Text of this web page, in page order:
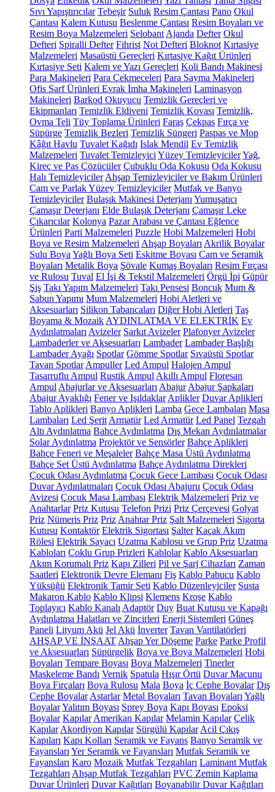
Sıvı Yapıştırıcılar Tebeşir Suluk Resim Çantası Pano Okul
Çantası Kalem Kutusu Beslenme Çantası Resim Boyaları ve
Resim Boya Malzemeleri Selobant Ajanda Defter Okul
Defteri Spiralli Defter Fihrist Not Defteri Bloknot Kırtasiye
Malzemeleri Masaüstü Gereçleri Kırtasiye Kağıt Ürünleri
Kırtasiye Seti Kalem ve Yazı Gereçleri Koli Bandı Makinesi
Para Makineleri Para Çekmeceleri Para Sayma Makineleri
Ofis Sarf Ürünleri Evrak İmha Makineleri Laminasyon
Makineleri Barkod Okuyucu Temizlik Gereçleri ve
Ekipmanları Temizlik Eldiveni Temizlik Kovası Temizlik,
Ovma Teli Tüy Toplama Ürünleri Faraş Çekpas Fırça ve
Süpürge Temizlik Bezleri Temizlik Süngeri Paspas ve Mop
Kâğıt Havlu Tuvalet Kağıdı Islak Mendil Ev Temizlik
Malzemeleri Tuvalet Temizleyici Yüzey TemizleyicilerYağ,
Kireç ve Pas Çözücüler Çubuklu Oda Kokusu Oda Kokusu
Halı Temizleyiciler Ahşap Temizleyiciler ve Bakım Ürünleri
Cam ve Parlak Yüzey Temizleyiciler Mutfak ve Banyo
Temizleyiciler Bulaşık Makinesi Deterjanı Yumuşatıcı
Çamaşır Deterjanı Elde Bulaşık Deterjanı Çamaşır Leke
Çıkarıcılar Kolonya Pazar Arabası ve Çantası Eğlence
Ürünleri Parti Malzemeleri Puzzle Hobi Malzemeleri Hobi
Boya ve Resim Malzemeleri Ahşap Boyaları Akrilik Boyalar
Sulu Boya Yağlı Boya Seti Eskitme Boyası Cam ve Seramik
Boyaları Metalik Boya Şövale Kumaş Boyaları Resim Fırçası
ve Rulosu Tuval El İşi & Tekstil Malzemeleri Örgü İpi Güpür
Şiş Takı Yapım Malzemeleri Takı Pensesi Boncuk Mum &
Sabun Yapımı Mum Malzemeleri Hobi Aletleri ve
Aksesuarları Silikon Tabancaları Diğer Hobi Aletleri Taş
Boyama & Mozaik AYDINLATMA VE ELEKTRİK Ev
Aydınlatmaları Avizeler Sarkıt Avizeler Plafonyer Avizeler
Lambaderler ve Aksesuarları Lambader Lambader Başlığı
Lambader Ayağı Spotlar Gömme Spotlar Sıvaüstü Spotlar
Tavan Spotlar Ampuller Led Ampul Halojen Ampul
Tasarruflu Ampul Rustik Ampul Akıllı Ampul Floresan
Ampul Abajurlar ve Aksesuarları Abajur Abajur Şapkaları
Abajur Ayaklığı Fener ve Işıldaklar Aplikler Duvar Aplikleri
Tablo Aplikleri Banyo Aplikleri Lamba Gece Lambaları Masa
Lambaları Led Şerit Armatür Led Armatür Led Panel Tezgah
Altı Aydınlatma Bahçe Aydınlatma Dış Mekan Aydınlatmalar
Solar Aydınlatma Projektör ve Sensörler Bahçe Aplikleri
Bahçe Feneri ve Meşaleler Bahçe Masa Üstü Aydınlatma
Bahçe Set Üstü Aydınlatma Bahçe Aydınlatma Direkleri
Çocuk Odası Aydınlatma Çocuk Gece Lambası Çocuk Odası
Duvar Aydınlatmaları Çocuk Odası Abajuru Çocuk Odası
Avizesi Çocuk Masa Lambası Elektrik Malzemeleri Priz ve
Anahtarlar Priz Kutusu Telefon Prizi Priz Çerçevesi Golyat
Priz Nümeris Priz Priz Anahtar Priz Şalt Malzemeleri Sigorta
Kutusu Kontaktör Elektrik Sigortası Şalter Kaçak Akım
Rölesi Elektrik Sayacı Uzatma Kablosu ve Grup Priz Uzatma
Kabloları Çoklu Grup Prizleri Kablolar Kablo Aksesuarları
Akım Korumalı Priz Kapı Zilleri Pil ve Şarj Cihazları Zaman
Saatleri Elektronik Devre Elemanı Fiş Kablo Pabucu Kablo
Yüksüğü Elektronik Tamir Seti Kablo Düzenleyiciler Susta
Makaron Kablo Kablo Klipsi Klemens Kroşe Kablo
Toplayıcı Kablo Kanalı Adaptör Duy Buat Kutusu ve Kapağı
Aydınlatma Halatları ve Zincirleri Enerji Sistemleri Güneş
Paneli Lityum Akü Jel Akü İnverter Tavan Vantilatörleri
AHŞAP VE İNŞAAT Ahşap Yer Döşeme Parke Parke Profil
ve Aksesuarları Süpürgelik Boya ve Boya Malzemeleri Hobi
Boyaları Tempare Boyası Boya Malzemeleri Tinerler
Maskeleme Bandı Vernik Spatula Hışır Örtü Duvar Macunu
Boya Fırçaları Boya Rulosu Mala Boya İç Cephe Boyalar Dış
Cephe Boyalar Astarlar Metal Boyaları Tavan Boyaları Yağlı
BoyalarYalıtım Boyası Sprey Boya Kapı Boyası Epoksi
Boyalar Kapılar Amerikan Kapılar Melamin Kapılar Çelik
Kapılar Akordiyon Kapılar Sürgülü Kapılar Acil Çıkış
Kapıları Kapı Kolları Seramik ve Fayans Banyo Seramik ve
Fayansları Yer Seramik ve Fayansları Mutfak Seramik ve
Fayansları Karo Mozaik Mutfak Tezgahları Laminant Mutfak
Tezgahları Ahşap Mutfak Tezgahları PVC Zemin Kaplama
Duvar Ürünleri Duvar Kağıtları Boyanabilir Duvar Kağıtları